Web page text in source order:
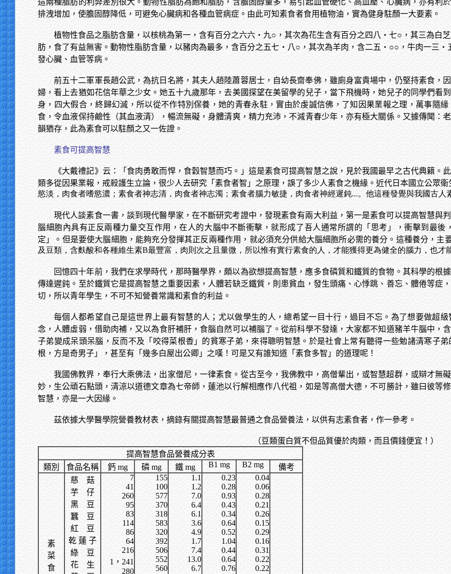
這兩種脂肪的利弊差別很大。動物性脂肪為飽和脂肪，含膽固醇量多，易引起血管硬化、高血壓、心臟病，亦有利
排洩增加，使膽固醇降低，可避免心臟病和各種血管病症。由此可知素食者食用植物油，實為健身駐顏一大要素。
植物性食品之脂肪含量，以核桃為第一，含有百分之六六‧九○，其次為花生含有百分之四八‧七○，其三為
肪，食了有益無害。動物性脂肪含量，以豬肉為最多，含百分之五七‧八○，其次為羊肉，含二五‧○○，牛肉一三‧
發心臟、血管等病。
前五十二軍軍長趙公武，為抗日名將，其夫人趙陸蕭蓉居士，自幼長齋奉佛，雖廁身富貴場中，仍堅持素食，
婦，看上去猶如花信年華之少女。她五十九歲那年，去美國探望在美留學的兒子，當下飛機時，她兒子的同學們看
身，四大假合，終歸幻滅，所以從不作特別保養，她的青春永駐，實由於虔誠信佛，了知因果業報之理，萬事隨
食，令血液保持鹼性（其血液清），暢流無礙，身體清爽，精力充沛，不減青春少年，亦有極大關係。又據傳聞：
韻猶存，此為素食可以駐顏之又一佐證。
素食可提高智慧
《大戴禮記》云：「食肉勇敢而悍，食穀智慧而巧。」這是素食可提高智慧之說，見於我國最早之古代典籍。
類多從因果業報，戒殺護生立論，很少人去研究「素食者智」之原理，誤了多少人素食之機緣。近代日本國立公眾
慾淡，肉食者嗜慾濃；素食者神志清，肉食者神志濁；素食者腦力敏捷，肉食者神經遲鈍...。他這種發覺與我國古人
現代人談素食一書，談到現代醫學家，在不斷研究考證中，發現素食有兩大利益，第一是素食可以提高智慧與
腦細胞內具有正反兩種力量交互作用，在人的大腦中不斷衝擊，就形成了吾人通常所謂的「思考」，衝擊到最
定」。但是要使大腦細胞，能夠充分發揮其正反兩種作用，就必須充分供給大腦細胞所必需的養分。這種養分，主
及豆類，含麩酸和各種維生素B最豐富，肉則次之且量微，所以惟有實行素食的人，才能獲得更為健全的腦力，也才
回憶四十年前，我們在求學時代，那時醫學界，頗以為欲想提高智慧，應多食磷質和鐵質的食物。其科學的根
傳達遲鈍。至於鐵質它是提高智慧之重要因素，人體若缺乏鐵質，則患貧血，發生頭痛、心悸跳、善忘、體倦等症
切，所以青年學生，不可不知營養常識和素食的利益。
每個人都希望自己是這世界上最有智慧的人；尤以做學生的人，總希望一目十行，過目不忘。為了想要做超
念，人體虛弱，借助肉補，又以為食肝補肝，食腦自然可以補腦了。從前科學不發達，大家都不知道豬羊牛腦中，
子弟變成呆頭呆腦，反而不及「咬得菜根香」的貧寒子弟，來得聰明智慧。於是社會上常有聽得一些勉諸清寒子
根，方是奇男子」，甚至有「幾多白屋出公卿」之嘆！可是又有誰知道「素食多智」的道理呢！
我國佛教界，奉行大乘佛法，出家僧尼，一律素食。從古至今，我佛教中，高僧輩出，或智慧超群，或辯才無
妙，生公頑石點頭，清涼以道德文章為七帝師，蓮池以行解相應作八代祖，如是等高僧大德，不可勝計，雖曰彼等
智慧，亦是一大因緣。
茲依據大學醫學院營養教材表，摘錄有關提高智慧最普通之食品營養法，以供有志素食者，作一參考。
（豆類蛋白質不但品質優於肉類，而且價錢便宜！）
提高智慧食品營養成分表
類別
食品名稱 鈣 mg 磷 mg 鐵 mg B1 mg B2 mg 備考
素
菜
食
慈
菇
芋
仔
黑
豆
蠶
豆
紅
豆
乾 蓮 子
綠
豆
花
生
7
41
260
95
83
114
86
64
216
1 ， 241
280
155
100
577
370
318
583
320
392
506
552
560
1.1
1.2
7.0
6.4
6.1
3.6
4.9
1.7
7.4
13.0
6.7
0.23
0.28
0.93
0.43
0.34
0.64
0.52
1.04
0.44
0.64
0.76
0.04
0.06
0.28
0.21
0.26
0.15
0.29
0.16
0.31
0.22
0.22